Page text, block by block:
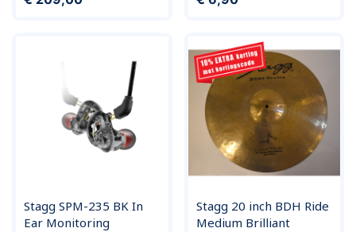
Stagg SPM-235 BK In
Ear Monitoring
Stagg 20 inch BDH Ride
Medium Brilliant